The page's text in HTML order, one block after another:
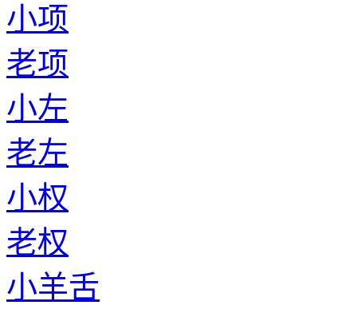
小项
老项
小左
老左
小权
老权
小羊舌